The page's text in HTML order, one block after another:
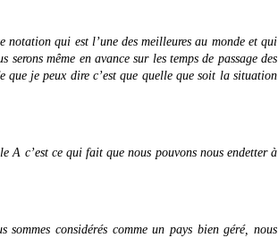
notation qui est l’une des meilleures au monde et qui
serons même en avance sur les temps de passage des
que je peux dire c’est que quelle que soit la situation
A c’est ce qui fait que nous pouvons nous endetter à
considérés comme un pays bien géré, nous